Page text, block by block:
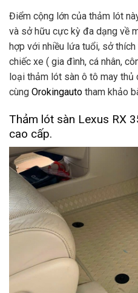
Điểm cộng lớn của thảm lót
và sở hữu cực kỳ đa dạng về
hợp với nhiều lứa tuổi, sở
chiếc xe ( gia đình, cá nhân,
loại thảm lót sàn ô tô may
cùng Orokingauto tham khảo
Thảm lót sàn Lexus RX
cao cấp.